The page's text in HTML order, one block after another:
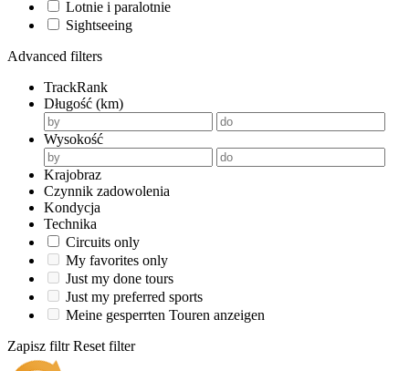
Lotnie i paralotnie
Sightseeing
Advanced filters
TrackRank
Długość (km)
Wysokość
Krajobraz
Czynnik zadowolenia
Kondycja
Technika
Circuits only
My favorites only
Just my done tours
Just my preferred sports
Meine gesperrten Touren anzeigen
Zapisz filtr Reset filter